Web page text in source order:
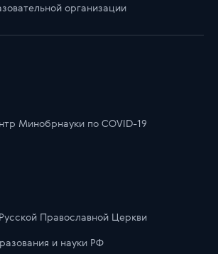
организации
Минобрнауки по COVID-19
Православной Церкви
и науки РФ